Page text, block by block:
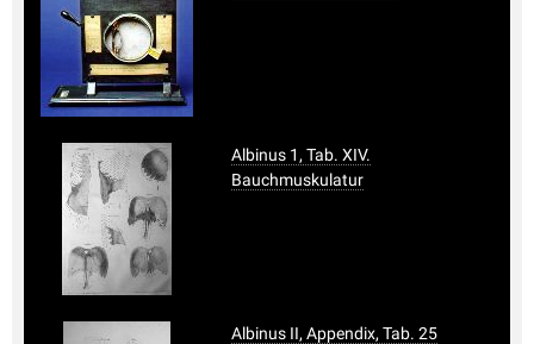
Albinus 1, Tab. XIV.
Bauchmuskulatur
Albinus II, Appendix, Tab. 25